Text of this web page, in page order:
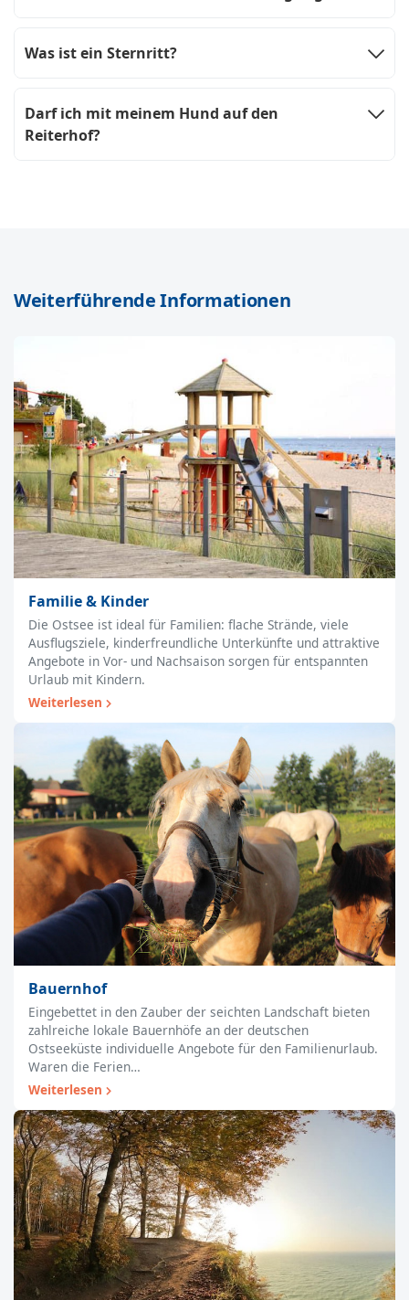
Was ist ein Sternritt?
Darf ich mit meinem Hund auf den
Reiterhof?
Weiterführende Informationen
Familie & Kinder
Die Ostsee ist ideal für Familien: flache Strände, viele
Ausflugsziele, kinderfreundliche Unterkünfte und attraktive
Angebote in Vor- und Nachsaison sorgen für entspannten
Urlaub mit Kindern.
Weiterlesen
Bauernhof
Eingebettet in den Zauber der seichten Landschaft bieten
zahlreiche lokale Bauernhöfe an der deutschen
Ostseeküste individuelle Angebote für den Familienurlaub.
Waren die Ferien…
Weiterlesen